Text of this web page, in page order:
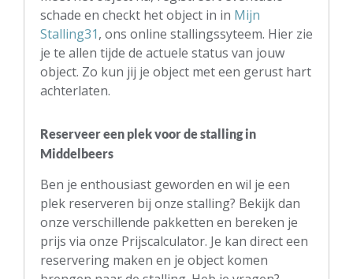
schade en checkt het object in in Mijn
Stalling31, ons online stallingssyteem. Hier zie
je te allen tijde de actuele status van jouw
object. Zo kun jij je object met een gerust hart
achterlaten.
Reserveer een plek voor de stalling in
Middelbeers
Ben je enthousiast geworden en wil je een
plek reserveren bij onze stalling? Bekijk dan
onze verschillende pakketten en bereken je
prijs via onze Prijscalculator. Je kan direct een
reservering maken en je object komen